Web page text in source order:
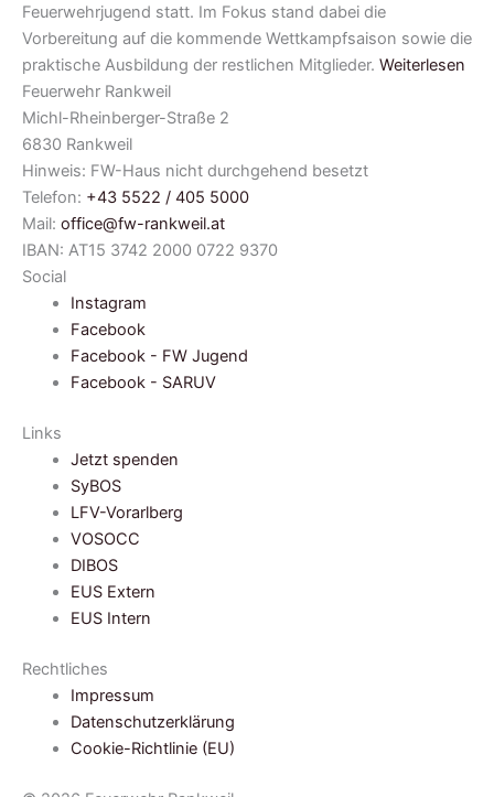
Feuerwehrjugend statt. Im Fokus stand dabei die
Vorbereitung auf die kommende Wettkampfsaison sowie die
praktische Ausbildung der restlichen Mitglieder. Weiterlesen
Feuerwehr Rankweil
Michl-Rheinberger-Straße 2
6830 Rankweil
Hinweis: FW-Haus nicht durchgehend besetzt
Telefon: +43 5522 / 405 5000
Mail: office@fw-rankweil.at
IBAN: AT15 3742 2000 0722 9370
Social
Instagram
Facebook
Facebook - FW Jugend
Facebook - SARUV
Links
Jetzt spenden
SyBOS
LFV-Vorarlberg
VOSOCC
DIBOS
EUS Extern
EUS Intern
Rechtliches
Impressum
Datenschutzerklärung
Cookie-Richtlinie (EU)